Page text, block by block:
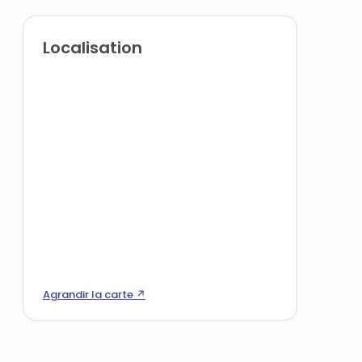
Localisation
Agrandir la carte ↗